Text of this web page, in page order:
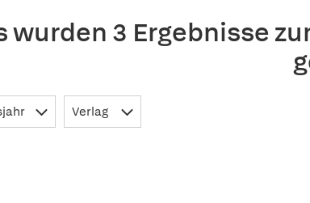
wurden 3 Ergebnisse
Verlag